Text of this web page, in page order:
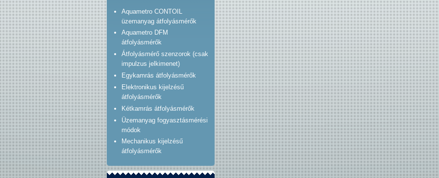
Aquametro CONTOIL
üzemanyag átfolyásmérők
Aquametro DFM
átfolyásmérők
Átfolyásmérő szenzorok (csak
impulzus jelkimenet)
Egykamrás átfolyásmérők
Elektronikus kijelzésű
átfolyásmérők
Kétkamrás átfolyásmérők
Üzemanyag fogyasztásmérési
módok
Mechanikus kijelzésű
átfolyásmérők